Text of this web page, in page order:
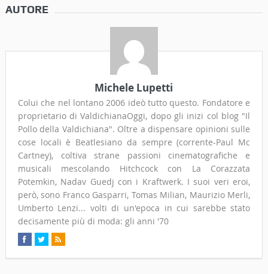
AUTORE
Michele Lupetti
Colui che nel lontano 2006 ideò tutto questo. Fondatore e
proprietario di ValdichianaOggi, dopo gli inizi col blog "Il
Pollo della Valdichiana". Oltre a dispensare opinioni sulle
cose locali è Beatlesiano da sempre (corrente-Paul Mc
Cartney), coltiva strane passioni cinematografiche e
musicali mescolando Hitchcock con La Corazzata
Potemkin, Nadav Guedj con i Kraftwerk. I suoi veri eroi,
però, sono Franco Gasparri, Tomas Milian, Maurizio Merli,
Umberto Lenzi... volti di un'epoca in cui sarebbe stato
decisamente più di moda: gli anni '70